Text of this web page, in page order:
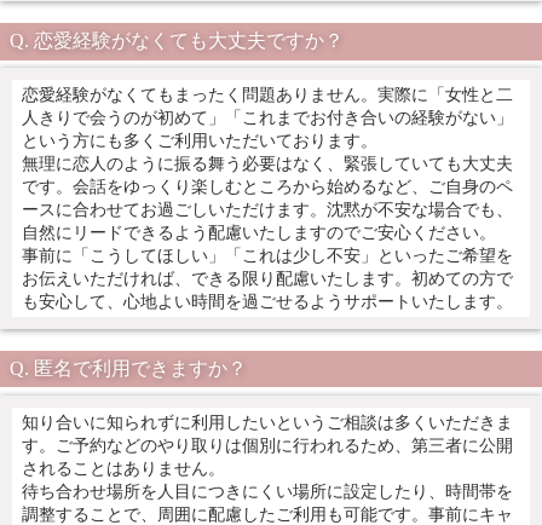
恋愛経験がなくても大丈夫ですか？
恋愛経験がなくてもまったく問題ありません。実際に「女性と二
人きりで会うのが初めて」「これまでお付き合いの経験がない」
という方にも多くご利用いただいております。
無理に恋人のように振る舞う必要はなく、緊張していても大丈夫
です。会話をゆっくり楽しむところから始めるなど、ご自身のペ
ースに合わせてお過ごしいただけます。沈黙が不安な場合でも、
自然にリードできるよう配慮いたしますのでご安心ください。
事前に「こうしてほしい」「これは少し不安」といったご希望を
お伝えいただければ、できる限り配慮いたします。初めての方で
も安心して、心地よい時間を過ごせるようサポートいたします。
匿名で利用できますか？
知り合いに知られずに利用したいというご相談は多くいただきま
す。ご予約などのやり取りは個別に行われるため、第三者に公開
されることはありません。
待ち合わせ場所を人目につきにくい場所に設定したり、時間帯を
調整することで、周囲に配慮したご利用も可能です。事前にキャ